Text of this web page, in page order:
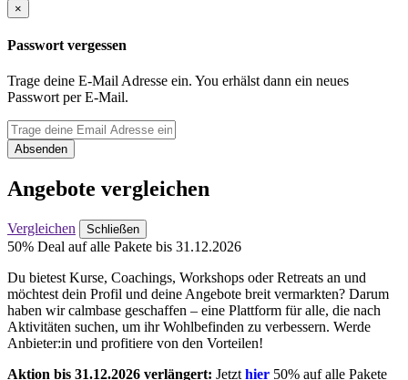
×
Passwort vergessen
Trage deine E-Mail Adresse ein. You erhälst dann ein neues
Passwort per E-Mail.
Absenden
Angebote vergleichen
Vergleichen Schließen
50% Deal auf alle Pakete bis 31.12.2026
Du bietest Kurse, Coachings, Workshops oder Retreats an und
möchtest dein Profil und deine Angebote breit vermarkten? Darum
haben wir calmbase geschaffen – eine Plattform für alle, die nach
Aktivitäten suchen, um ihr Wohlbefinden zu verbessern. Werde
Anbieter:in und profitiere von den Vorteilen!
Aktion bis 31.12.2026 verlängert: Jetzt hier 50% auf alle Pakete